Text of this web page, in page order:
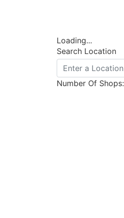
Loading...
Search Location
Number Of Shops: